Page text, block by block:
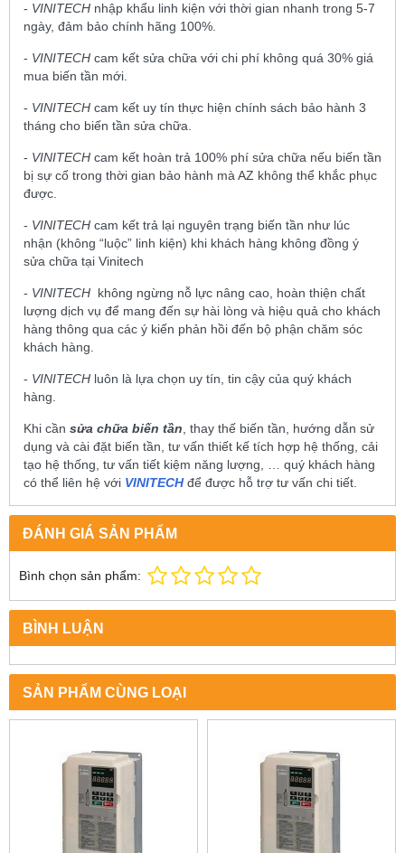
- VINITECH nhập khẩu linh kiện với thời gian nhanh trong 5-7
ngày, đảm bảo chính hãng 100%.
- VINITECH cam kết sửa chữa với chi phí không quá 30% giá
mua biến tần mới.
- VINITECH cam kết uy tín thực hiện chính sách bảo hành 3
tháng cho biến tần sửa chữa.
- VINITECH cam kết hoàn trả 100% phí sửa chữa nếu biến tần
bị sự cố trong thời gian bảo hành mà AZ không thể khắc phục
được.
- VINITECH cam kết trả lại nguyên trạng biến tần như lúc
nhận (không “luộc” linh kiện) khi khách hàng không đồng ý
sửa chữa tại Vinitech
- VINITECH không ngừng nỗ lực nâng cao, hoàn thiện chất
lượng dịch vụ để mang đến sự hài lòng và hiệu quả cho khách
hàng thông qua các ý kiến phản hồi đến bộ phận chăm sóc
khách hàng.
- VINITECH luôn là lựa chọn uy tín, tin cậy của quý khách
hàng.
Khi cần sửa chữa biến tần, thay thế biến tần, hướng dẫn sử
dụng và cài đặt biến tần, tư vấn thiết kế tích hợp hệ thống, cải
tạo hệ thống, tư vấn tiết kiệm năng lượng, … quý khách hàng
có thể liên hệ với VINITECHđể được hỗ trợ tư vấn chi tiết.
ĐÁNH GIÁ SẢN PHẨM
Bình chọn sản phẩm:
BÌNH LUẬN
SẢN PHẨM CÙNG LOẠI